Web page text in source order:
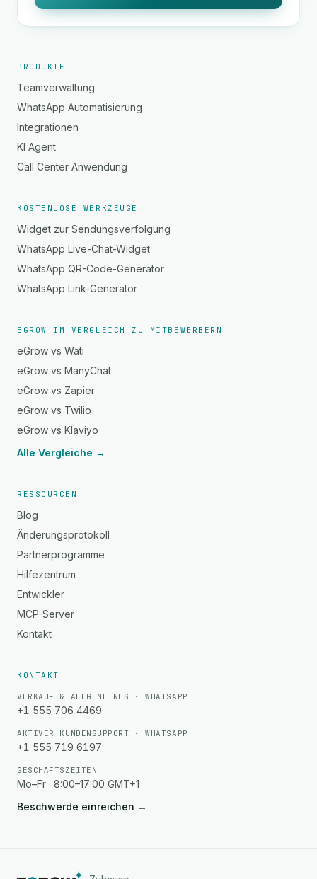
PRODUKTE
Teamverwaltung
WhatsApp Automatisierung
Integrationen
KI Agent
Call Center Anwendung
KOSTENLOSE WERKZEUGE
Widget zur Sendungsverfolgung
WhatsApp Live-Chat-Widget
WhatsApp QR-Code-Generator
WhatsApp Link-Generator
EGROW IM VERGLEICH ZU MITBEWERBERN
eGrow vs Wati
eGrow vs ManyChat
eGrow vs Zapier
eGrow vs Twilio
eGrow vs Klaviyo
Alle Vergleiche →
RESSOURCEN
Blog
Änderungsprotokoll
Partnerprogramme
Hilfezentrum
Entwickler
MCP-Server
Kontakt
KONTAKT
VERKAUF & ALLGEMEINES · WHATSAPP
+1 555 706 4469
AKTIVER KUNDENSUPPORT · WHATSAPP
+1 555 719 6197
GESCHÄFTSZEITEN
Mo–Fr · 8:00–17:00 GMT+1
Beschwerde einreichen →